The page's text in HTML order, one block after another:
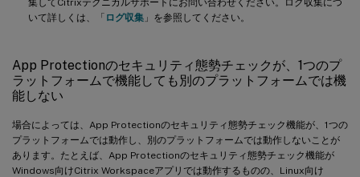
いて詳しくは、「 ログ収集 」を参照してください。
App Protectionのセキュリティ態勢チェックが、1つのプ
ラットフォームで機能しても別のプラットフォームでは機
能しない
場合によっては、App Protectionのセキュリティ態勢チェック機能が、1つの
プラットフォームでは動作し、別のプラットフォームでは動作しないことが
あります。たとえば、App Protectionのセキュリティ態勢チェック機能が
Windows向けCitrix Workspaceアプリでは動作するものの、Linux向け